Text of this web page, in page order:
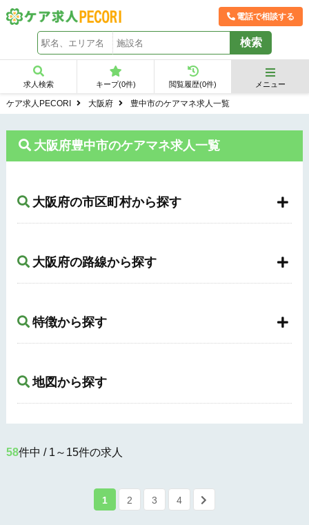
電話で相談する
求人検索 キープ(0件) 閲覧履歴(0件) メニュー
ケア求人PECORI 大阪府 豊中市のケアマネ求人一覧
大阪府豊中市のケアマネ求人一覧
大阪府の市区町村から探す
大阪府の路線から探す
特徴から探す
地図から探す
58件中 / 1～15件の求人
1 2 3 4